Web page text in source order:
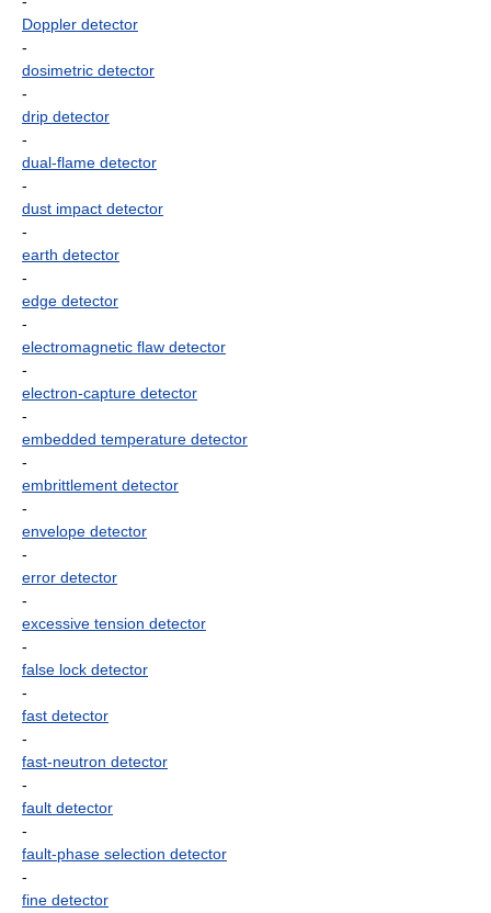
Doppler detector
-
dosimetric detector
-
drip detector
-
dual-flame detector
-
dust impact detector
-
earth detector
-
edge detector
-
electromagnetic flaw detector
-
electron-capture detector
-
embedded temperature detector
-
embrittlement detector
-
envelope detector
-
error detector
-
excessive tension detector
-
false lock detector
-
fast detector
-
fast-neutron detector
-
fault detector
-
fault-phase selection detector
-
fine detector